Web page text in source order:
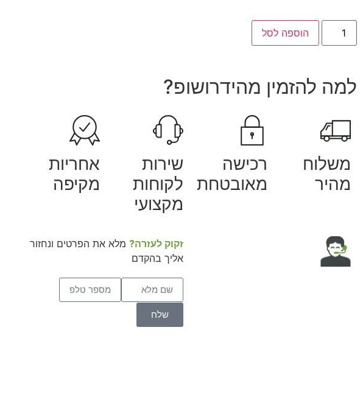
הוספה לסל
למה להזמין מהידרושופ?
משלוח
מהיר
רכישה
מאובטחת
שירות
לקוחות
מקצועי
אחריות
מקיפה
זקוק לעזרה? מלא את הפרטים ונחזור
אליך בהקדם
שלח